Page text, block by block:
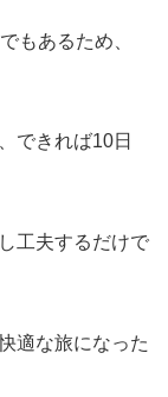
もあるため、
できれば10日
工夫するだけで
適な旅になった